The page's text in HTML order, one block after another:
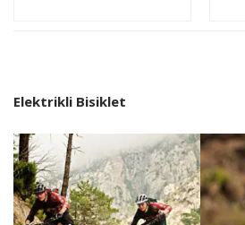
Elektrikli Bisiklet